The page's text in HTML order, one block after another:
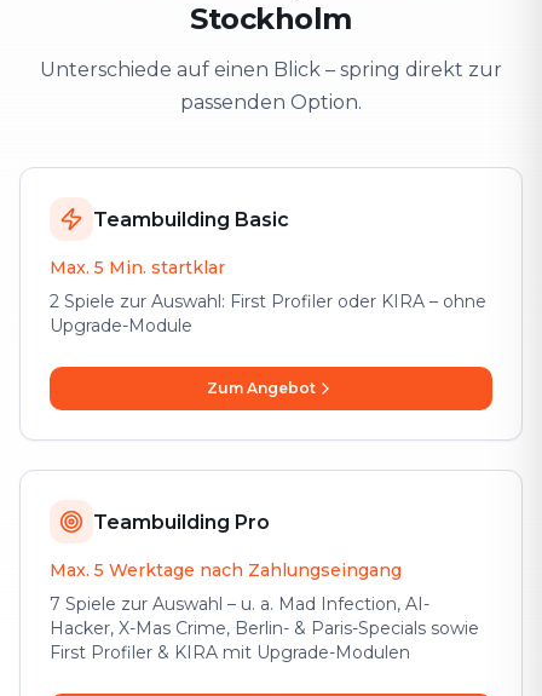
Stockholm
Unterschiede auf einen Blick – spring direkt zur
passenden Option.
Teambuilding Basic
Max. 5 Min. startklar
2 Spiele zur Auswahl: First Profiler oder KIRA – ohne
Upgrade-Module
Zum Angebot
Teambuilding Pro
Max. 5 Werktage nach Zahlungseingang
7 Spiele zur Auswahl – u. a. Mad Infection, AI-
Hacker, X-Mas Crime, Berlin- & Paris-Specials sowie
First Profiler & KIRA mit Upgrade-Modulen